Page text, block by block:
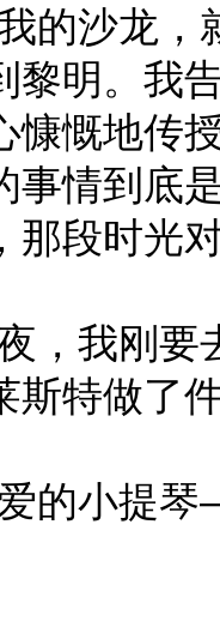
的沙龙，
黎明。我
慷慨地传
事情到底
那段时光
，我刚要
斯特做了
的小提